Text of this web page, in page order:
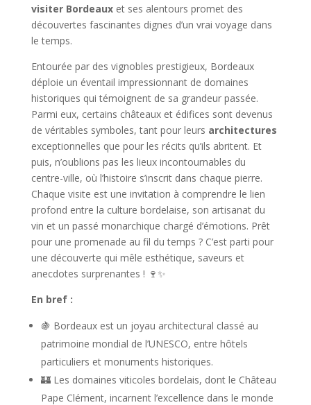
visiter Bordeauxet ses alentours promet des
découvertes fascinantes dignes d’un vrai voyage dans
le temps.
Entourée par des vignobles prestigieux, Bordeaux
déploie un éventail impressionnant de domaines
historiques qui témoignent de sa grandeur passée.
Parmi eux, certains châteaux et édifices sont devenus
de véritables symboles, tant pour leurs architectures
exceptionnelles que pour les récits qu’ils abritent. Et
puis, n’oublions pas les lieux incontournables du
centre-ville, où l’histoire s’inscrit dans chaque pierre.
Chaque visite est une invitation à comprendre le lien
profond entre la culture bordelaise, son artisanat du
vin et un passé monarchique chargé d’émotions. Prêt
pour une promenade au fil du temps ? C’est parti pour
une découverte qui mêle esthétique, saveurs et
anecdotes surprenantes ! 🍷✨
En bref :
🍇 Bordeaux est un joyau architectural classé au
patrimoine mondial de l’UNESCO, entre hôtels
particuliers et monuments historiques.
🏰 Les domaines viticoles bordelais, dont le Château
Pape Clément, incarnent l’excellence dans le monde